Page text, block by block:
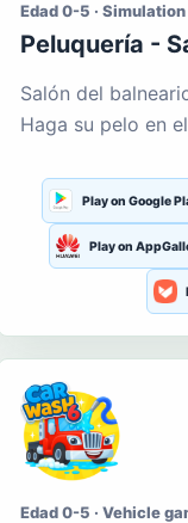
Edad 0-5 ·
Peluquería -
Salón del
Haga su pelo en
Play on Google
Play on
Edad 0-5 · Vehicle